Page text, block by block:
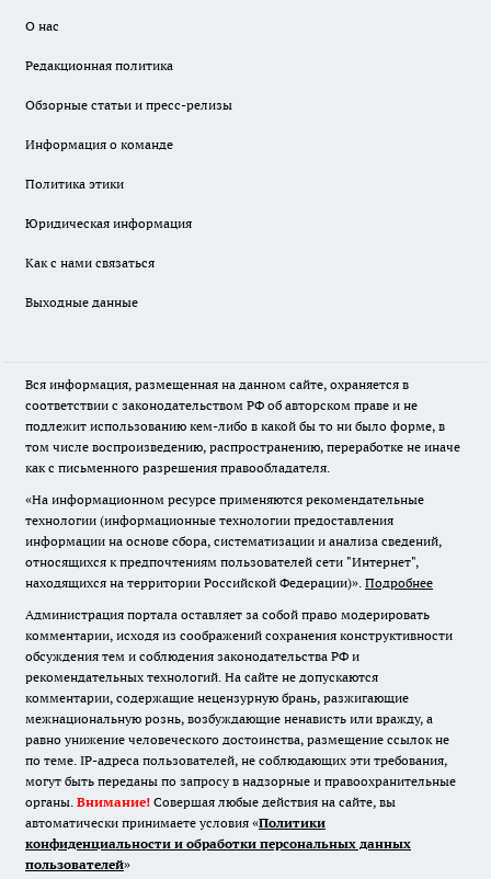
О нас
Редакционная политика
Обзорные статьи и пресс-релизы
Информация о команде
Политика этики
Юридическая информация
Как с нами связаться
Выходные данные
Вся информация, размещенная на данном сайте, охраняется в
соответствии с законодательством РФ об авторском праве и не
подлежит использованию кем-либо в какой бы то ни было форме, в
том числе воспроизведению, распространению, переработке не иначе
как с письменного разрешения правообладателя.
«На информационном ресурсе применяются рекомендательные
технологии (информационные технологии предоставления
информации на основе сбора, систематизации и анализа сведений,
относящихся к предпочтениям пользователей сети "Интернет",
находящихся на территории Российской Федерации)». Подробнее
Администрация портала оставляет за собой право модерировать
комментарии, исходя из соображений сохранения конструктивности
обсуждения тем и соблюдения законодательства РФ и
рекомендательных технологий. На сайте не допускаются
комментарии, содержащие нецензурную брань, разжигающие
межнациональную рознь, возбуждающие ненависть или вражду, а
равно унижение человеческого достоинства, размещение ссылок не
по теме. IP-адреса пользователей, не соблюдающих эти требования,
могут быть переданы по запросу в надзорные и правоохранительные
органы. Внимание! Совершая любые действия на сайте, вы
автоматически принимаете условия «Политики
конфиденциальности и обработки персональных данных
пользователей»